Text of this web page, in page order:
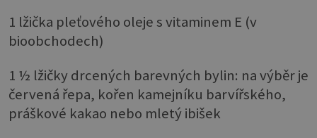
1 lžička pleťového oleje s vitaminem E (v
bioobchodech)
1 ½ lžičky drcených barevných bylin: na výběr je
červená řepa, kořen kamejníku barvířského,
práškové kakao nebo mletý ibišek